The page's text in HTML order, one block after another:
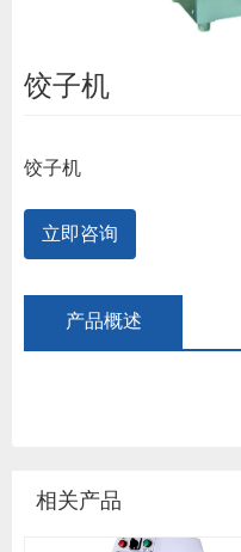
饺子机
饺子机
立即咨询
产品概述
相关产品